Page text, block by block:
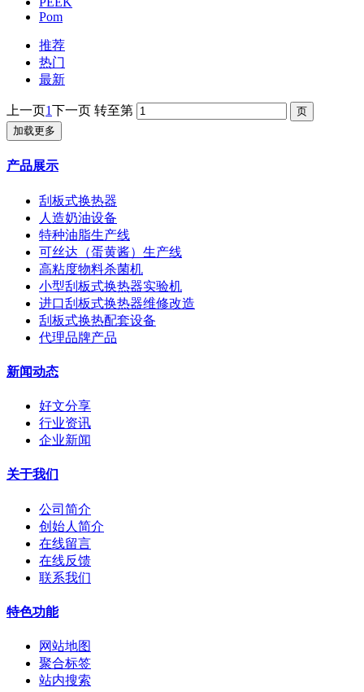
Pom
推荐
热门
最新
上一页1下一页 转至第
加载更多
产品展示
刮板式换热器
人造奶油设备
特种油脂生产线
可丝达（蛋黄酱）生产线
高粘度物料杀菌机
小型刮板式换热器实验机
进口刮板式换热器维修改造
刮板式换热配套设备
代理品牌产品
新闻动态
好文分享
行业资讯
企业新闻
关于我们
公司简介
创始人简介
在线留言
在线反馈
联系我们
特色功能
网站地图
聚合标签
站内搜索